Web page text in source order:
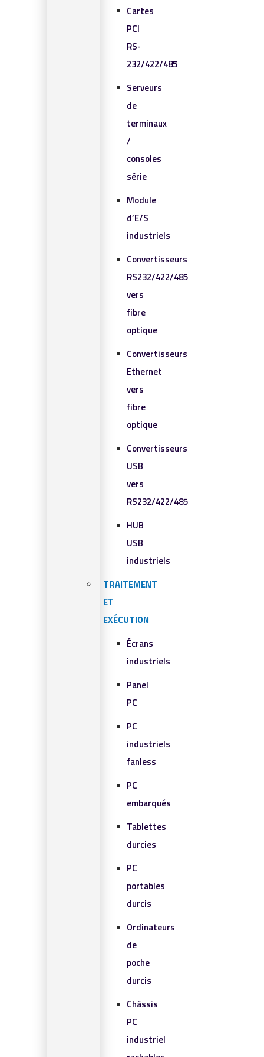
Cartes
PCI
RS-
232/422/485
Serveurs
de
terminaux
/
consoles
série
Module
d’E/S
industriels
Convertisseurs
RS232/422/485
vers
fibre
optique
Convertisseurs
Ethernet
vers
fibre
optique
Convertisseurs
USB
vers
RS232/422/485
HUB
USB
industriels
TRAITEMENT
ET
EXÉCUTION
Écrans
industriels
Panel
PC
PC
industriels
fanless
PC
embarqués
Tablettes
durcies
PC
portables
durcis
Ordinateurs
de
poche
durcis
Châssis
PC
industriel